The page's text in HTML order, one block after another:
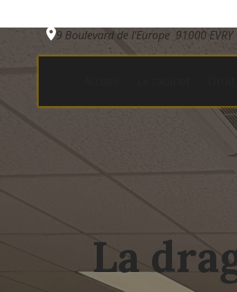
9 Boulevard de l'Europe 91000 EVRY
La